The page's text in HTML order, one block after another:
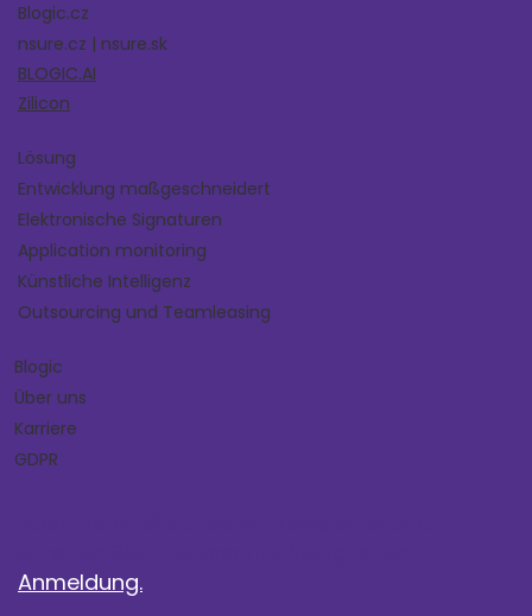
Blogic.cz
nsure.cz | nsure.sk
BLOGIC.AI
Zilicon
Lösung
Entwicklung maßgeschneidert
Elektronische Signaturen
Application monitoring
Outsourcing und Teamleasing
Künstliche Intelligenz
Blogic
Über uns
Karriere
GDPR
Anmeldung.